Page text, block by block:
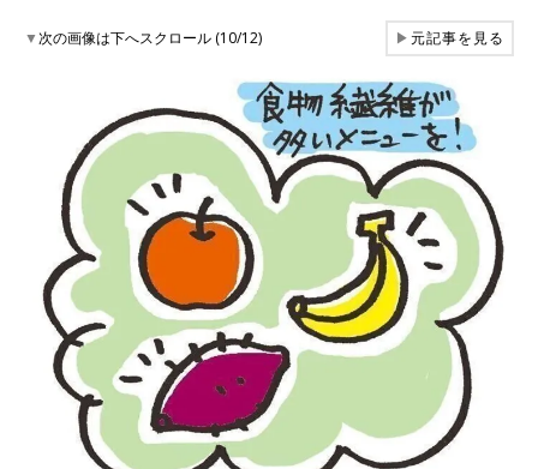
▼次の画像は下へスクロール (10/12) ▶元記事を見る